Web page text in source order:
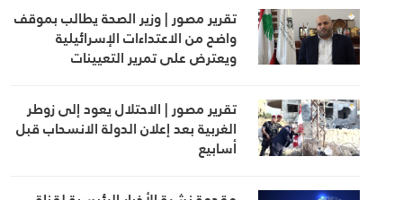
تقرير مصور | وزير الصحة يطالب بموقف
واضح من الاعتداءات الإسرائيلية
ويعترض على تمرير التعيينات
تقرير مصور | الاحتلال يعود إلى زوطر
الغربية بعد إعلان الدولة الانسحاب قبل
أسابيع